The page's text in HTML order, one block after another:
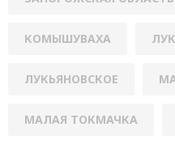
КОМЫШУВАХА
ЛУКЬЯНОВСКОЕ
МАЛАЯ ТОКМАЧКА